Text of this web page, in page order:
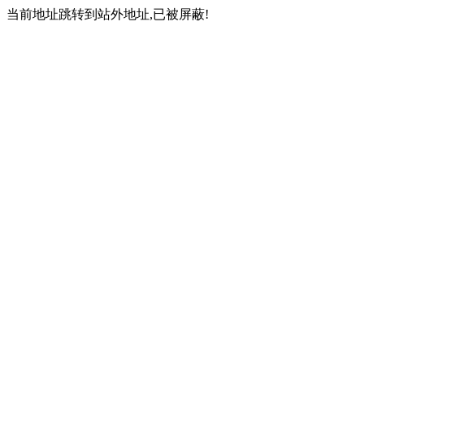
当前地址跳转到站外地址,已被屏蔽!